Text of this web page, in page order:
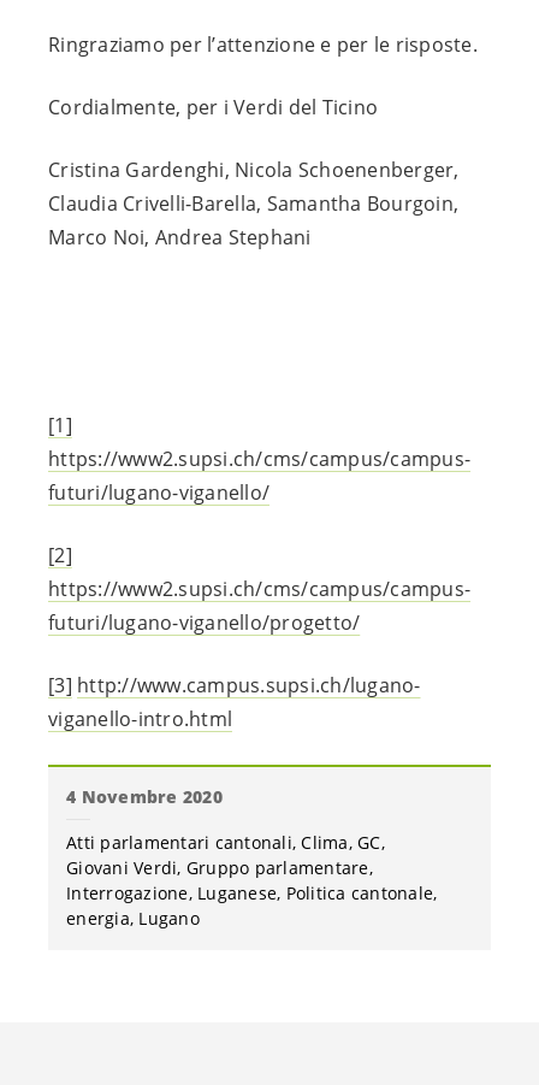
Ringraziamo per l’attenzione e per le risposte.
Cordialmente, per i Verdi del Ticino
Cristina Gardenghi, Nicola Schoenenberger,
Claudia Crivelli-Barella, Samantha Bourgoin,
Marco Noi, Andrea Stephani
[1]
https://www2.supsi.ch/cms/campus/campus-
futuri/lugano-viganello/
[2]
https://www2.supsi.ch/cms/campus/campus-
futuri/lugano-viganello/progetto/
[3] http://www.campus.supsi.ch/lugano-
viganello-intro.html
4 Novembre 2020
Atti parlamentari cantonali Clima GC
Giovani Verdi Gruppo parlamentare
Interrogazione Luganese Politica cantonale
energia Lugano